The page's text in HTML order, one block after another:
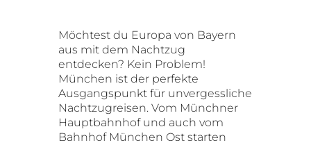
Möchtest du Europa von Bayern
aus mit dem Nachtzug
entdecken? Kein Problem!
München ist der perfekte
Ausgangspunkt für unvergessliche
Nachtzugreisen. Vom Münchner
Hauptbahnhof und auch vom
Bahnhof München Ost starten